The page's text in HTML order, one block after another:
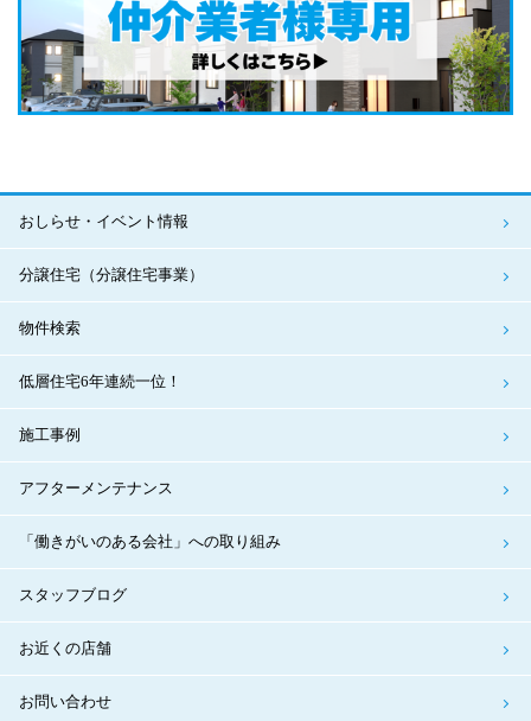
おしらせ・イベント情報
分譲住宅（分譲住宅事業）
物件検索
低層住宅6年連続一位！
施工事例
アフターメンテナンス
「働きがいのある会社」への取り組み
スタッフブログ
お近くの店舗
お問い合わせ